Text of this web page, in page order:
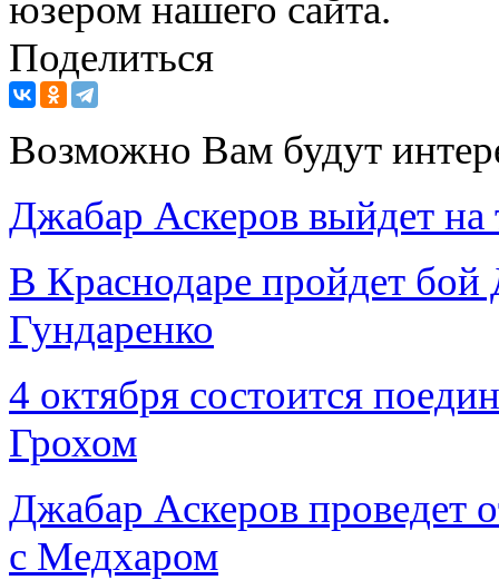
Поделиться
Возможно Вам будут
Джабар Аскеров выйдет
В Краснодаре пройдет
Гундаренко
4 октября состоится
Грохом
Джабар Аскеров проведет
с Мeдхаром